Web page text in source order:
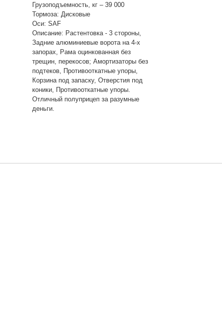
Грузоподъемность, кг – 39 000
Тормоза: Дисковые
Оси: SAF
Описание: Растентовка - 3 стороны,
Задние алюминиевые ворота на 4-х
запорах, Рама оцинкованная без
трещин, перекосов; Амортизаторы без
подтеков, Противооткатные упоры,
Корзина под запаску, Отверстия под
коники, Противооткатные упоры.
Отличный полуприцеп за разумные
деньги.